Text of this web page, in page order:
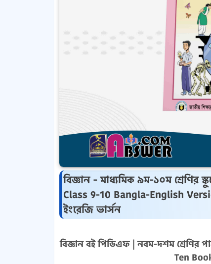
বিজ্ঞান - মাধ্যমিক ৯ম-১০ম
Class 9-10 Bangla-English
ইংরেজি ভার্সন
বিজ্ঞান বই পিডিএফ | নবম-দশম শ্রেণির
Ten